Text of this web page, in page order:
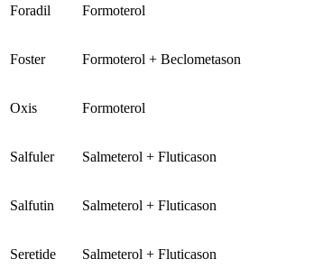
Foradil Formoterol
Foster Formoterol + Beclometason
Oxis Formoterol
Salfuler Salmeterol + Fluticason
Salfutin Salmeterol + Fluticason
Seretide Salmeterol + Fluticason